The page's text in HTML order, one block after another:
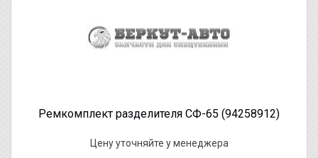
Ремкомплект разделителя СФ-65 (94258912)
Цену уточняйте у менеджера